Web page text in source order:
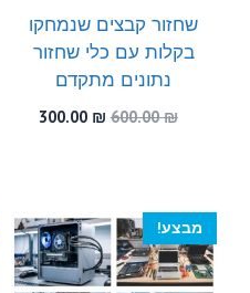
שחזור קבצים שנמחקו
בקלות עם כלי שחזור
נתונים מתקדם
600.00₪
המחיר
300.00 ₪
מבצע!